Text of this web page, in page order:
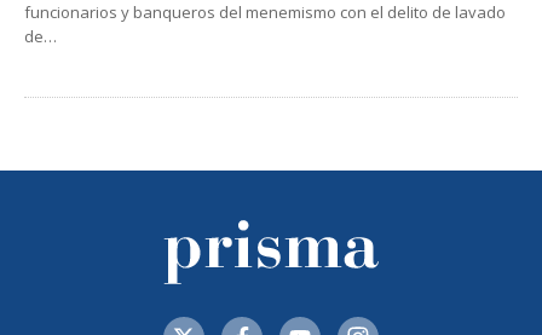
funcionarios y banqueros del menemismo con el delito de lavado
de…